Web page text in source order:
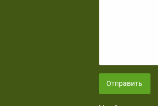
Отправить